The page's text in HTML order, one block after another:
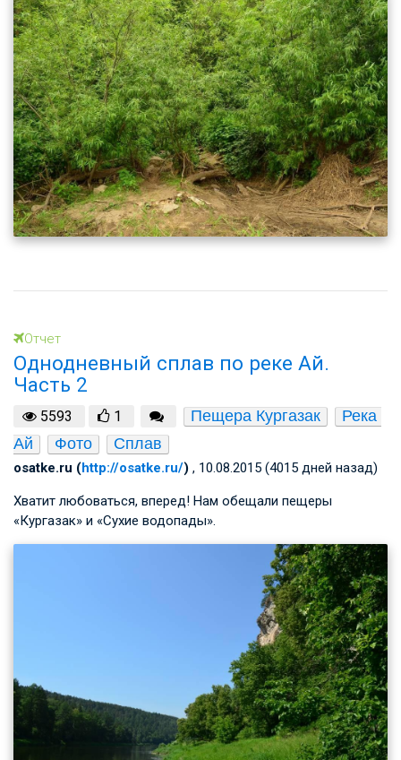
Отчет
Однодневный сплав по реке Ай.
Часть 2
5593 1 Пещера Кургазак
Река
Ай
Фото Сплав
osatke.ru (http://osatke.ru/) , 10.08.2015 (4015 дней назад)
Хватит любоваться, вперед! Нам обещали пещеры
«Кургазак» и «Сухие водопады».